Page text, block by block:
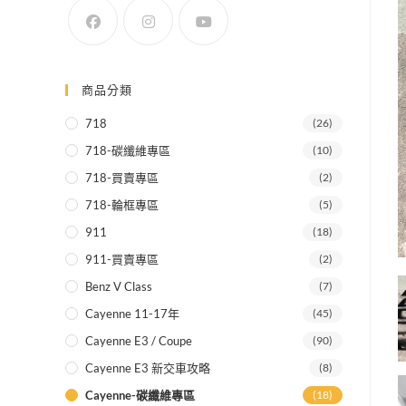
商品分類
718 (26)
718-碳纖維專區 (10)
718-買賣專區 (2)
718-輪框專區 (5)
911 (18)
911-買賣專區 (2)
Benz V Class (7)
Cayenne 11-17年 (45)
Cayenne E3 / Coupe (90)
Cayenne E3 新交車攻略 (8)
Cayenne-碳纖維專區 (18)